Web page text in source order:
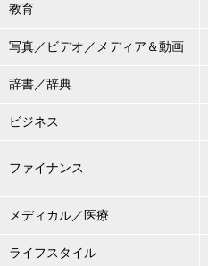
教育
写真／ビデオ／メディア＆動画
辞書／辞典
ビジネス
ファイナンス
メディカル／医療
ライフスタイル